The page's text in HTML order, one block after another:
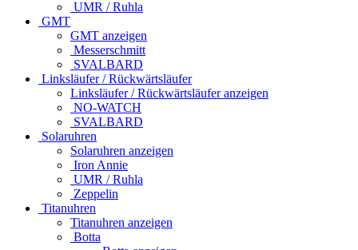
UMR / Ruhla
GMT
GMT anzeigen
Messerschmitt
SVALBARD
Linksläufer / Rückwärtsläufer
Linksläufer / Rückwärtsläufer anzeigen
NO-WATCH
SVALBARD
Solaruhren
Solaruhren anzeigen
Iron Annie
UMR / Ruhla
Zeppelin
Titanuhren
Titanuhren anzeigen
Botta